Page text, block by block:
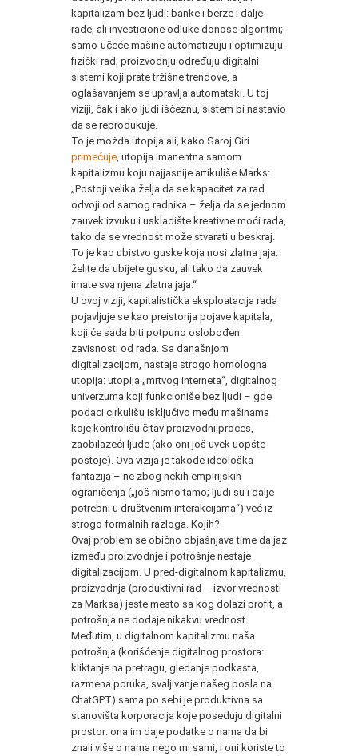
kapitalizam bez ljudi: banke i berze i dalje
rade, ali investicione odluke donose algoritmi;
samo-učeće mašine automatizuju i optimizuju
fizički rad; proizvodnju određuju digitalni
sistemi koji prate tržišne trendove, a
oglašavanjem se upravlja automatski. U toj
viziji, čak i ako ljudi iščeznu, sistem bi nastavio
da se reprodukuje.
To je možda utopija ali, kako Saroj Giri
primećuje , utopija imanentna samom
kapitalizmu koju najjasnije artikuliše Marks:
„Postoji velika želja da se kapacitet za rad
odvoji od samog radnika – želja da se jednom
zauvek izvuku i uskladište kreativne moći rada,
tako da se vrednost može stvarati u beskraj.
To je kao ubistvo guske koja nosi zlatna jaja:
želite da ubijete gusku, ali tako da zauvek
imate sva njena zlatna jaja.“
U ovoj viziji, kapitalistička eksploatacija rada
pojavljuje se kao preistorija pojave kapitala,
koji će sada biti potpuno oslobođen
zavisnosti od rada. Sa današnjom
digitalizacijom, nastaje strogo homologna
utopija: utopija „mrtvog interneta“, digitalnog
univerzuma koji funkcioniše bez ljudi – gde
podaci cirkulišu isključivo među mašinama
koje kontrolišu čitav proizvodni proces,
zaobilazeći ljude (ako oni još uvek uopšte
postoje). Ova vizija je takođe ideološka
fantazija – ne zbog nekih empirijskih
ograničenja („još nismo tamo; ljudi su i dalje
potrebni u društvenim interakcijama“) već iz
strogo formalnih razloga. Kojih?
Ovaj problem se obično objašnjava time da jaz
između proizvodnje i potrošnje nestaje
digitalizacijom. U pred-digitalnom kapitalizmu,
proizvodnja (produktivni rad – izvor vrednosti
za Marksa) jeste mesto sa kog dolazi profit, a
potrošnja ne dodaje nikakvu vrednost.
Međutim, u digitalnom kapitalizmu naša
potrošnja (korišćenje digitalnog prostora:
kliktanje na pretragu, gledanje podkasta,
razmena poruka, svaljivanje našeg posla na
ChatGPT) sama po sebi je produktivna sa
stanovišta korporacija koje poseduju digitalni
prostor: ona im daje podatke o nama da bi
znali više o nama nego mi sami, i oni koriste to